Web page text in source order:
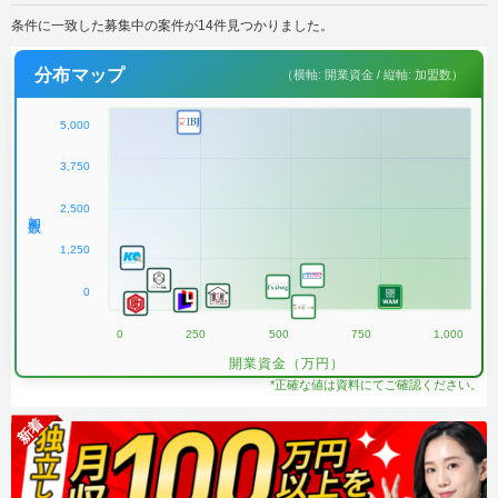
条件に一致した募集中の案件が14件見つかりました。
分布マップ （横軸: 開業資金 / 縦軸: 加盟数）
5,000
3,750
2,500
1,250
0
0 250 500 750 1,000
開業資金（万円）
*正確な値は資料にてご確認ください。
新着